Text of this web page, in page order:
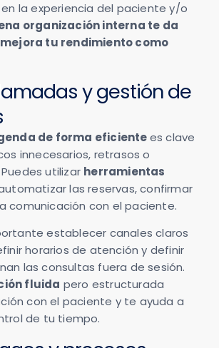
la experiencia del paciente y/o
organización interna te da
tu rendimiento como
y gestión de
de forma eficientees clave
innecesarios, retrasos o
utilizar herramientas
las reservas, confirmar
comunicación con el paciente.
establecer canales claros
horarios de atención y definir
las consultas fuera de sesión.
fluida pero estructurada
con el paciente y te ayuda a
de tu tiempo.